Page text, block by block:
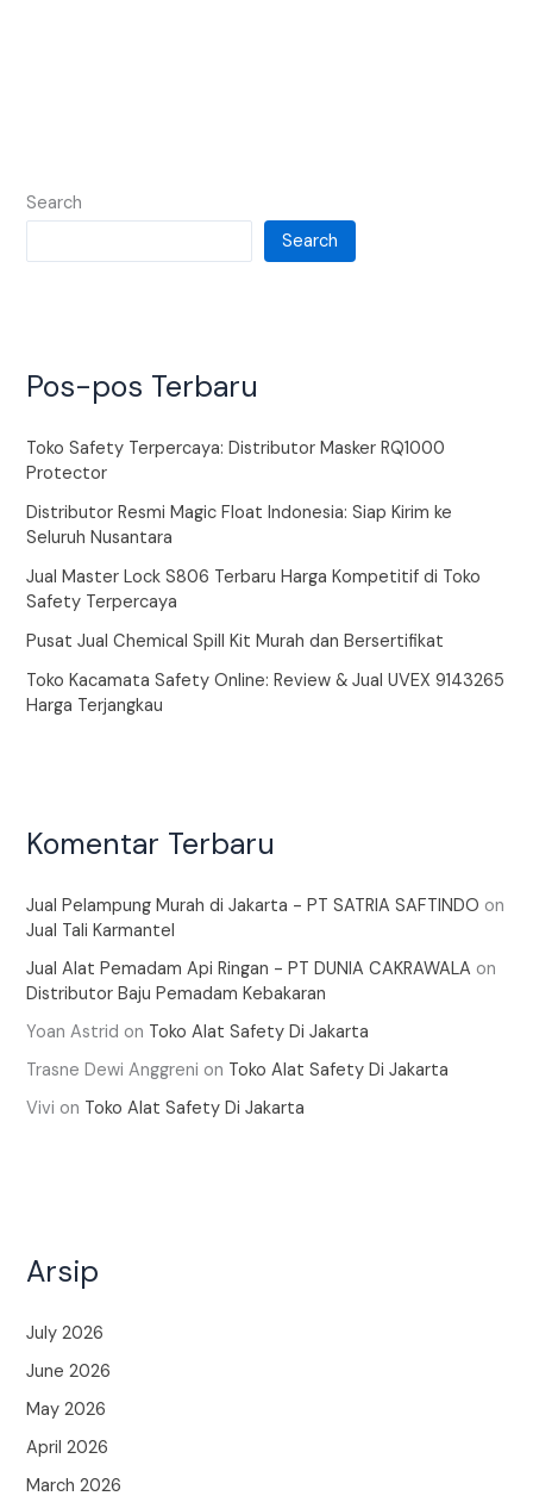
Search
Search
Pos-pos Terbaru
Toko Safety Terpercaya: Distributor Masker RQ1000
Protector
Distributor Resmi Magic Float Indonesia: Siap Kirim ke
Seluruh Nusantara
Jual Master Lock S806 Terbaru Harga Kompetitif di Toko
Safety Terpercaya
Pusat Jual Chemical Spill Kit Murah dan Bersertifikat
Toko Kacamata Safety Online: Review & Jual UVEX 9143265
Harga Terjangkau
Komentar Terbaru
Jual Pelampung Murah di Jakarta - PT SATRIA SAFTINDO on
Jual Tali Karmantel
Jual Alat Pemadam Api Ringan - PT DUNIA CAKRAWALA on
Distributor Baju Pemadam Kebakaran
Yoan Astrid on Toko Alat Safety Di Jakarta
Trasne Dewi Anggreni on Toko Alat Safety Di Jakarta
Vivi on Toko Alat Safety Di Jakarta
Arsip
July 2026
June 2026
May 2026
April 2026
March 2026